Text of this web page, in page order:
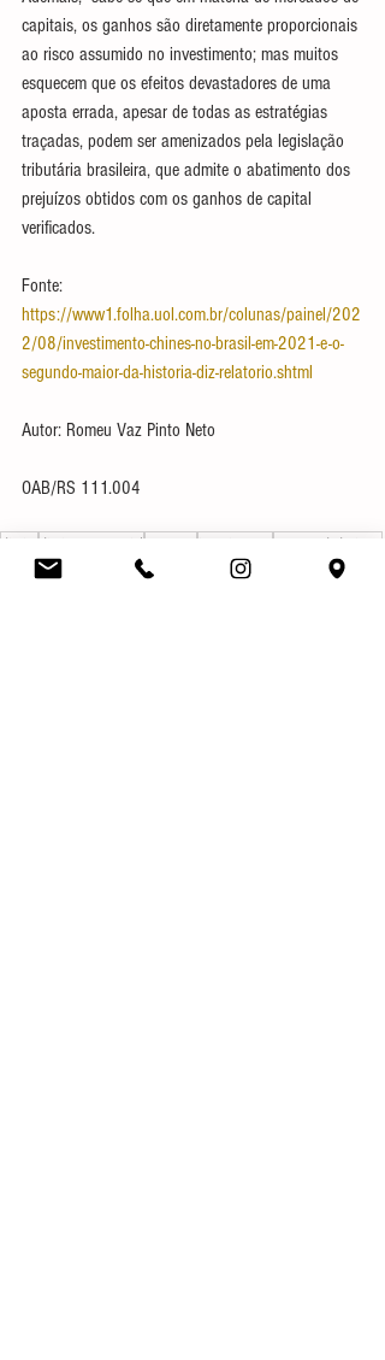
capitais, os ganhos são diretamente proporcionais
ao risco assumido no investimento; mas muitos
esquecem que os efeitos devastadores de uma
aposta errada, apesar de todas as estratégias
traçadas, podem ser amenizados pela legislação
tributária brasileira, que admite o abatimento dos
prejuízos obtidos com os ganhos de capital
verificados.
Fonte:
https://www1.folha.uol.com.br/colunas/painel/202
2/08/investimento-chines-no-brasil-em-2021-e-o-
segundo-maior-da-historia-diz-relatorio.shtml
Autor: Romeu Vaz Pinto Neto
OAB/RS 111.004
direito direito empresarial
empreendedorismo
compliance